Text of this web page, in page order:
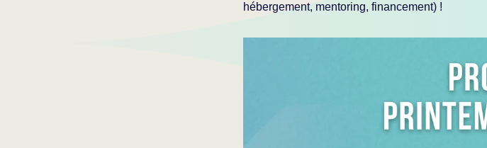
hébergement, mentoring, financement) !